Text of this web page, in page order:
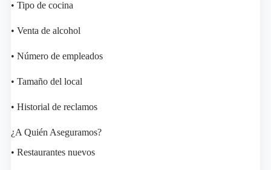
• Tipo de cocina
• Venta de alcohol
• Número de empleados
• Tamaño del local
• Historial de reclamos
¿A Quién Aseguramos?
• Restaurantes nuevos